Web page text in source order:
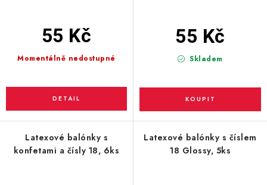
Momentálně nedostupné
55 Kč
Skladem
55 Kč
Latexové balónky s
konfetami a čísly 18, 6ks
Latexové balónky s číslem
18 Glossy, 5ks